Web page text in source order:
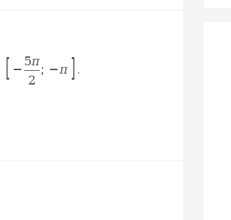
[ −
5π
2
; −π ] .